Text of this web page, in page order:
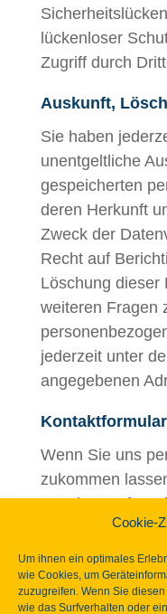
Cookie-
Um ihnen ein optimales
wie Cookies, um
zuzugreifen. Wenn Sie
wie das Surfverhalten oder
lückenloser
Zugriff durch
Auskunft,
Sie haben
unentgeltliche
gespeicherten
deren Herkunft
Zweck der
Recht auf
Löschung dieser
weiteren Fragen
jederzeit unter
angegebenen
Kontaktformular
Wenn Sie uns
zukommen
aus dem
Ihnen dort
zwecks
Fall von
gespeichert.